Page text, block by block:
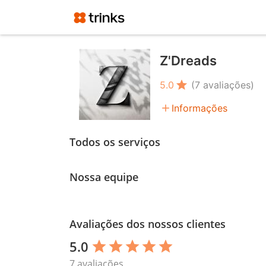
Z'Dreads
5.0 star (7 avaliações)
add Informações
Todos os serviços
Nossa equipe
Avaliações dos nossos clientes
5.0 star star star star star
7 avaliações